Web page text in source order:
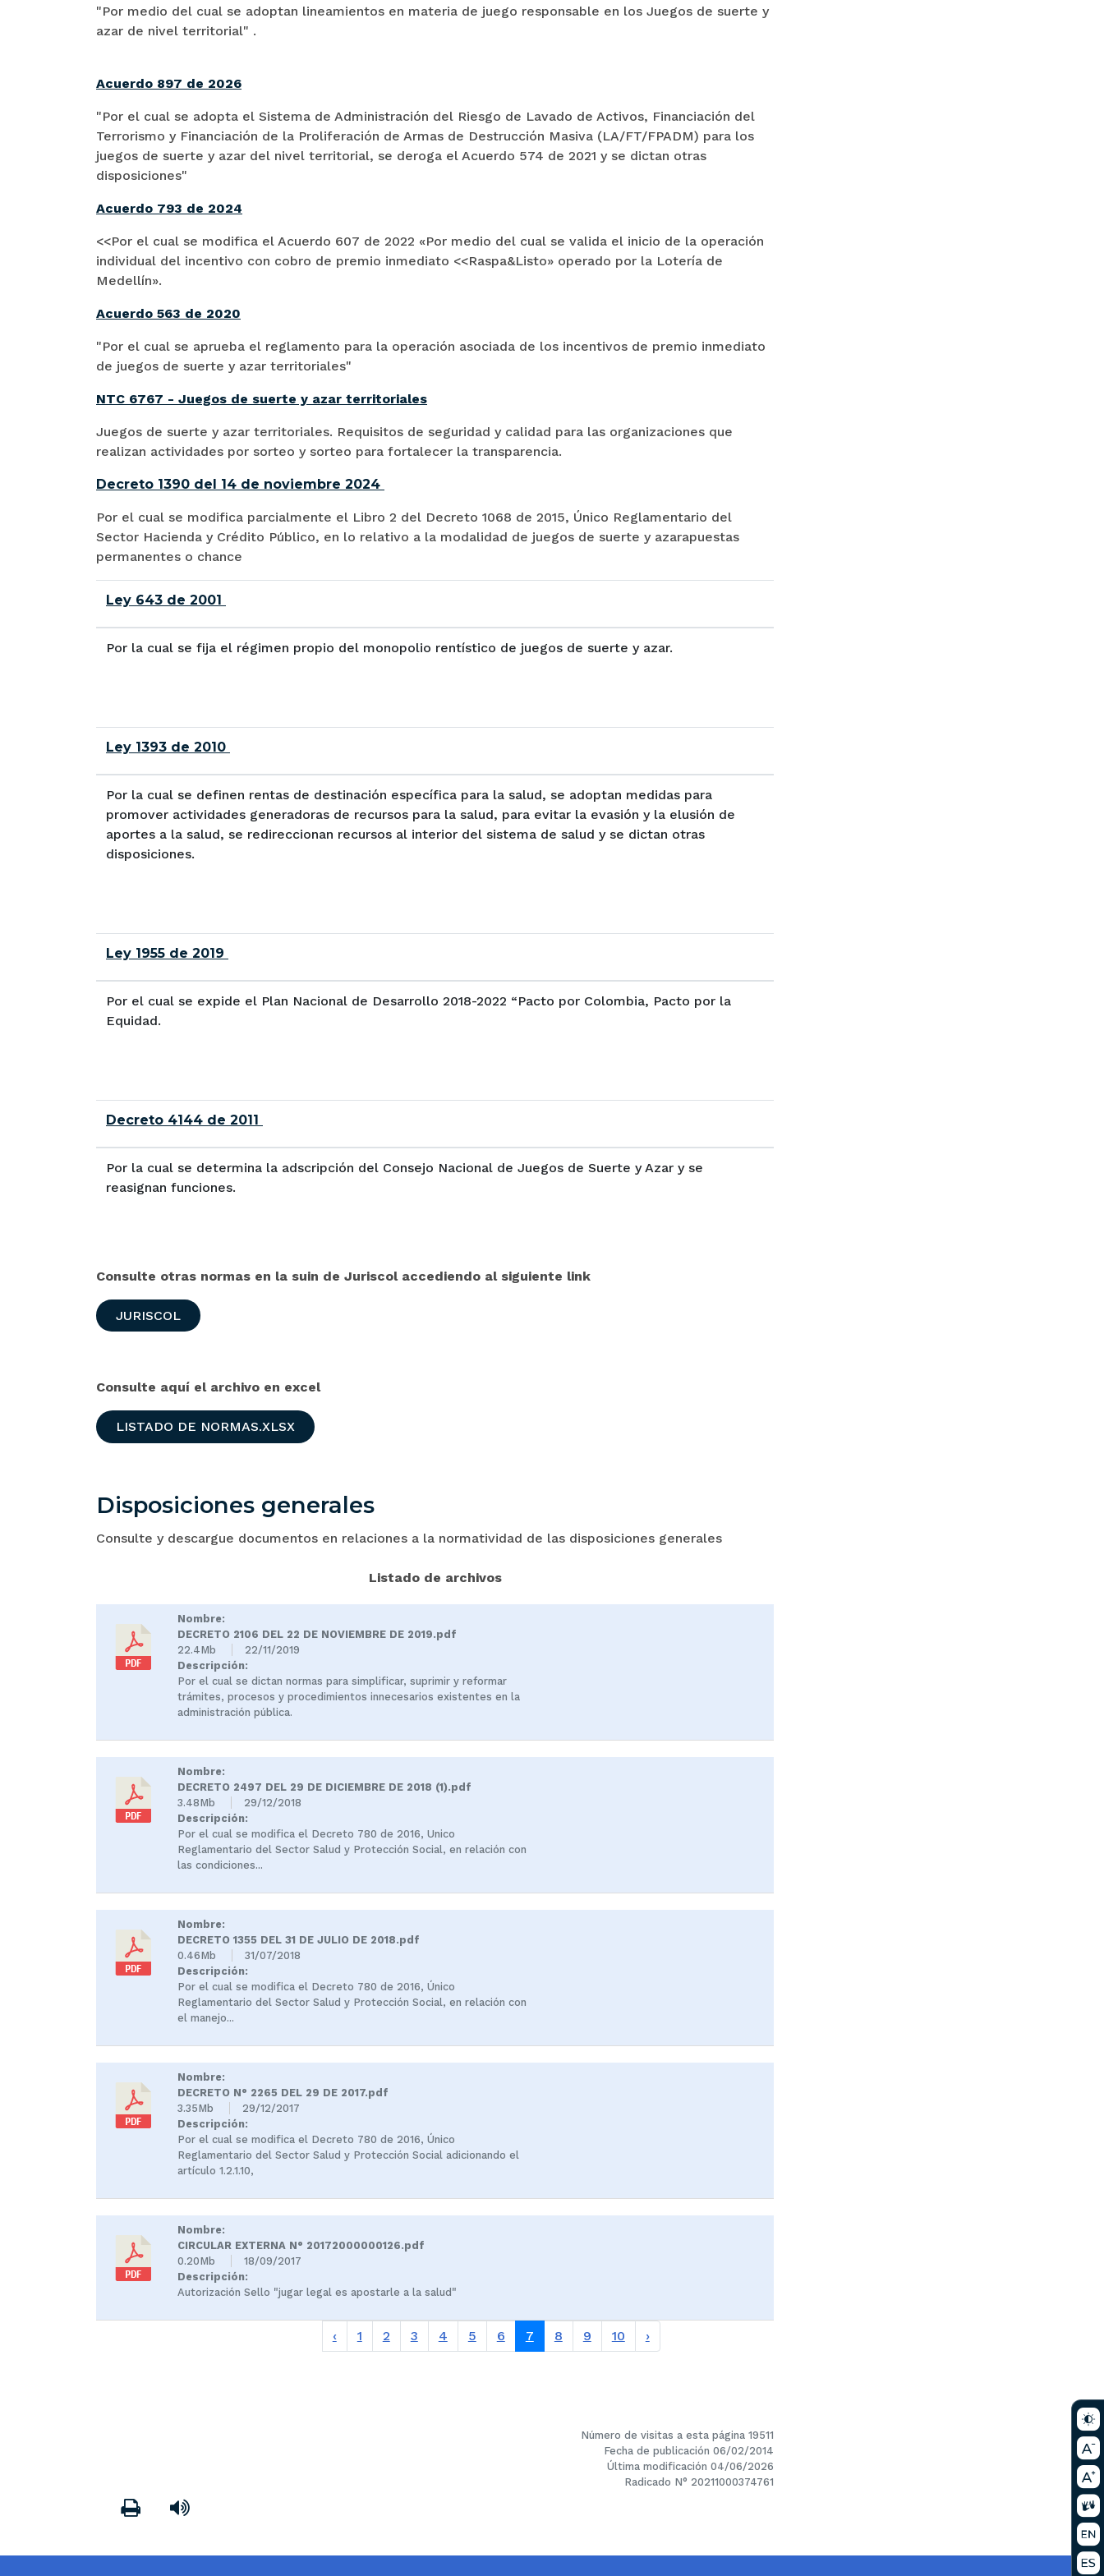
"Por medio del cual se adoptan lineamientos en materia de juego responsable en los Juegos de suerte y
azar de nivel territorial" .
Acuerdo 897 de 2026
"Por el cual se adopta el Sistema de Administración del Riesgo de Lavado de Activos, Financiación del
Terrorismo y Financiación de la Proliferación de Armas de Destrucción Masiva (LA/FT/FPADM) para los
juegos de suerte y azar del nivel territorial, se deroga el Acuerdo 574 de 2021 y se dictan otras
disposiciones"
Acuerdo 793 de 2024
<<Por el cual se modifica el Acuerdo 607 de 2022 «Por medio del cual se valida el inicio de la operación
individual del incentivo con cobro de premio inmediato <<Raspa&Listo» operado por la Lotería de
Medellín».
Acuerdo 563 de 2020
"Por el cual se aprueba el reglamento para la operación asociada de los incentivos de premio inmediato
de juegos de suerte y azar territoriales"
NTC 6767 - Juegos de suerte y azar territoriales
Juegos de suerte y azar territoriales. Requisitos de seguridad y calidad para las organizaciones que
realizan actividades por sorteo y sorteo para fortalecer la transparencia.
Decreto 1390 del 14 de noviembre 2024
Por el cual se modifica parcialmente el Libro 2 del Decreto 1068 de 2015, Único Reglamentario del
Sector Hacienda y Crédito Público, en lo relativo a la modalidad de juegos de suerte y azarapuestas
permanentes o chance ­
Ley 643 de 2001
Por la cual se fija el régimen propio del monopolio rentístico de juegos de suerte y azar.
Ley 1393 de 2010
Por la cual se definen rentas de destinación específica para la salud, se adoptan medidas para
promover actividades generadoras de recursos para la salud, para evitar la evasión y la elusión de
aportes a la salud, se redireccionan recursos al interior del sistema de salud y se dictan otras
disposiciones.
Ley 1955 de 2019
Por el cual se expide el Plan Nacional de Desarrollo 2018-2022 “Pacto por Colombia, Pacto por la
Equidad.
Decreto 4144 de 2011
Por la cual se determina la adscripción del Consejo Nacional de Juegos de Suerte y Azar y se
reasignan funciones.
Consulte otras normas en la suin de Juriscol accediendo al siguiente link
JURISCOL
Consulte aquí el archivo en excel
LISTADO DE NORMAS.XLSX
Disposiciones generales
Consulte y descargue documentos en relaciones a la normatividad de las disposiciones generales
Listado de archivos
Nombre:
DECRETO 2106 DEL 22 DE NOVIEMBRE DE 2019.pdf
22.4Mb
22/11/2019
Descripción:
Por el cual se dictan normas para simplificar, suprimir y reformar
trámites, procesos y procedimientos innecesarios existentes en la
administración pública.
Nombre:
DECRETO 2497 DEL 29 DE DICIEMBRE DE 2018 (1).pdf
3.48Mb
29/12/2018
Descripción:
Por el cual se modifica el Decreto 780 de 2016, Unico
Reglamentario del Sector Salud y Protección Social, en relación con
las condiciones...
Nombre:
DECRETO 1355 DEL 31 DE JULIO DE 2018.pdf
0.46Mb
31/07/2018
Descripción:
Por el cual se modifica el Decreto 780 de 2016, Único
Reglamentario del Sector Salud y Protección Social, en relación con
el manejo...
Nombre:
DECRETO N° 2265 DEL 29 DE 2017.pdf
3.35Mb
29/12/2017
Descripción:
Por el cual se modifica el Decreto 780 de 2016, Único
Reglamentario del Sector Salud y Protección Social adicionando el
artículo 1.2.1.10,
Nombre:
CIRCULAR EXTERNA N° 20172000000126.pdf
0.20Mb
18/09/2017
Descripción:
Autorización Sello "jugar legal es apostarle a la salud"
‹página anterior
1 2 3 4 5 6 7 8 9 10 ›página siguiente
Número de visitas a esta página 19511
Fecha de publicación 06/02/2014
Última modificación 04/06/2026
Radicado N° 20211000374761
Imprimir